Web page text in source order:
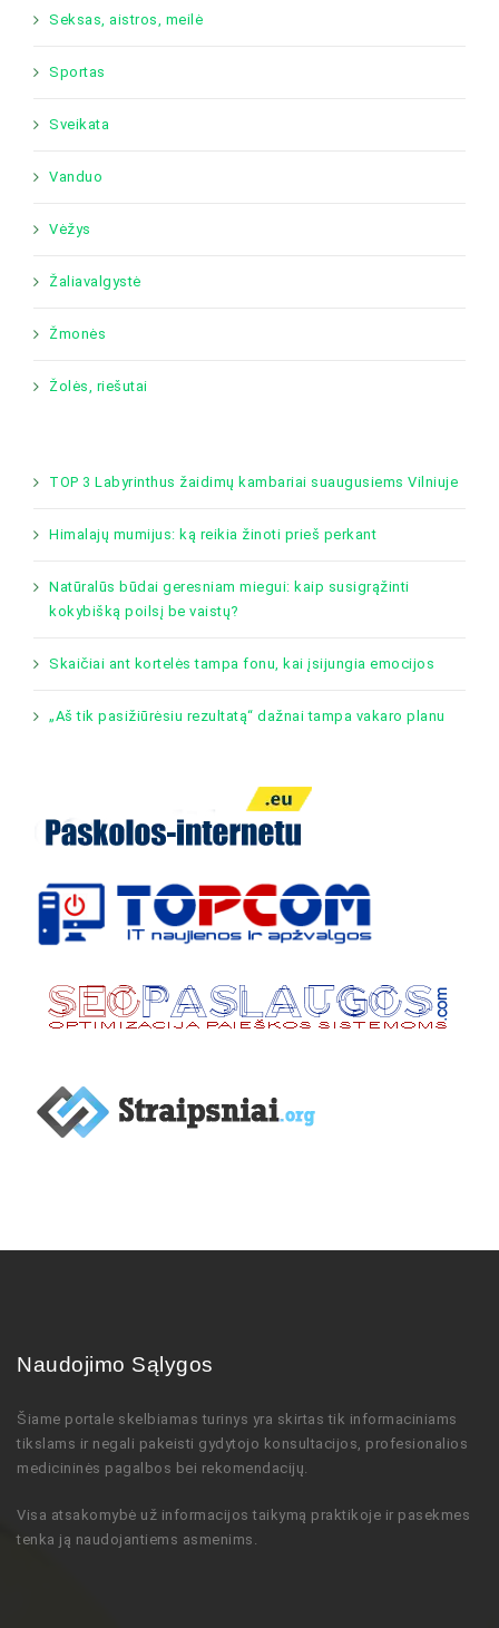
Seksas, aistros, meilė
Sportas
Sveikata
Vanduo
Vėžys
Žaliavalgystė
Žmonės
Žolės, riešutai
TOP 3 Labyrinthus žaidimų kambariai suaugusiems Vilniuje
Himalajų mumijus: ką reikia žinoti prieš perkant
Natūralūs būdai geresniam miegui: kaip susigrąžinti
kokybišką poilsį be vaistų?
Skaičiai ant kortelės tampa fonu, kai įsijungia emocijos
„Aš tik pasižiūrėsiu rezultatą“ dažnai tampa vakaro planu
Naudojimo Sąlygos
Šiame portale skelbiamas turinys yra skirtas tik informaciniams
tikslams ir negali pakeisti gydytojo konsultacijos, profesionalios
medicininės pagalbos bei rekomendacijų
Visa atsakomybė už informacijos taikymą praktikoje ir pasekmes
tenka ją naudojantiems asmenims.